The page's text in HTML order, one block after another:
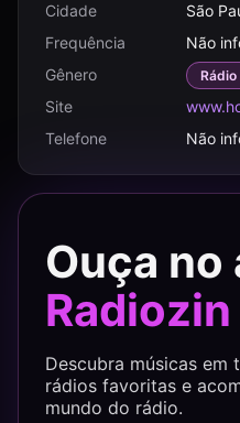
Cidade
São
Frequência
Não
Gênero
Site
Telefone
Não
Ouça no
Radiozin
Descubra músicas em
rádios favoritas e
mundo do rádio.